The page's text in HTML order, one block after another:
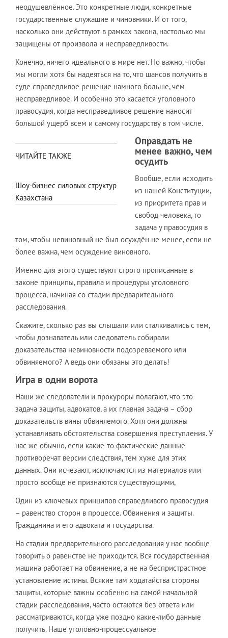
неодушевлённое. Это конкретные люди, конкретные
государственные служащие и чиновники. И от того,
насколько они действуют в рамках закона, настолько мы
защищены от произвола и несправедливости.
Конечно, ничего идеального в мире нет. Но важно, чтобы
мы могли хотя бы надеяться на то, что шансов получить в
суде справедливое решение намного больше, чем
несправедливое. И особенно это касается уголовного
правосудия, когда несправедливое решение наносит
большой ущерб всем и самому государству в том числе.
ЧИТАЙТЕ ТАКЖЕ
Шоу-бизнес силовых структур
Казахстана
Оправдать не
менее важно, чем
осудить
Вообще, если исходить
из нашей Конституции,
из приоритета прав и
свобод человека, то
задача у правосудия в
том, чтобы невиновный не был осуждён не менее, если не
более важна, чем осуждение виновного.
Именно для этого существуют строго прописанные в
законе принципы, правила и процедуры уголовного
процесса, начиная со стадии предварительного
расследования.
Скажите, сколько раз вы слышали или сталкивались с тем,
чтобы дознаватель или следователь собирали
доказательства невиновности подозреваемого или
обвиняемого? А ведь они обязаны это делать!
Игра в одни ворота
Наши же следователи и прокуроры полагают, что это
задача защиты, адвокатов, а их главная задача – сбор
доказательств вины обвиняемого. Хотя они должны
устанавливать обстоятельства совершения преступления. У
нас же обычно, если какие-то фактические данные
противоречат версии следствия, тем хуже для этих
данных. Они исчезают, исключаются из материалов или
просто вообще не признаются существующими,
Один из ключевых принципов справедливого правосудия
– равенство сторон в процессе. Обвинения и защиты.
Гражданина и его адвоката и государства.
На стадии предварительного расследования у нас вообще
говорить о равенстве не приходится. Вся государственная
машина работает на обвинение, а не на беспристрастное
установление истины. Всякие там ходатайства стороны
защиты, которые важны особенно на самой начальной
стадии расследования, часто остаются без ответа или
рассматриваются, когда уже поздно какие-либо данные
получить. Наше уголовно-процессуальное